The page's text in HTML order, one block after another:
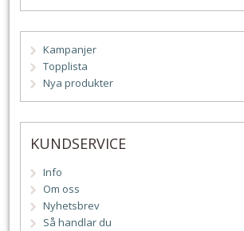
Kampanjer
Topplista
Nya produkter
KUNDSERVICE
Info
Om oss
Nyhetsbrev
Så handlar du